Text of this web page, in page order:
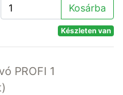
Kosárba
Készleten van
PROFI 1